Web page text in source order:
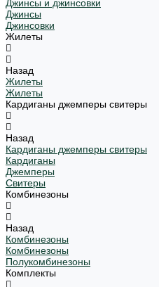
Джинсы и джинсовки
Джинсы
Джинсовки
Жилеты
Назад
Жилеты
Жилеты
Кардиганы джемперы свитеры
Назад
Кардиганы джемперы свитеры
Кардиганы
Джемперы
Свитеры
Комбинезоны
Назад
Комбинезоны
Комбинезоны
Полукомбинезоны
Комплекты